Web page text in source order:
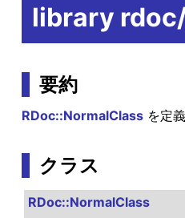
library
要約
RDoc::NormalClassを定義
クラス
RDoc::NormalClass